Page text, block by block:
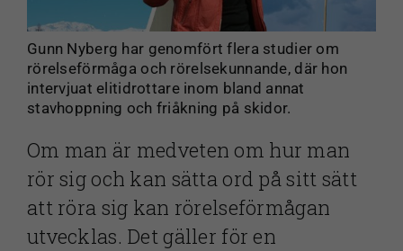
Gunn Nyberg har genomfört flera studier om
rörelseförmåga och rörelsekunnande, där hon
intervjuat elitidrottare inom bland annat
stavhoppning och friåkning på skidor.
Om man är medveten om hur man
rör sig och kan sätta ord på sitt sätt
att röra sig kan rörelseförmågan
utvecklas. Det gäller för en